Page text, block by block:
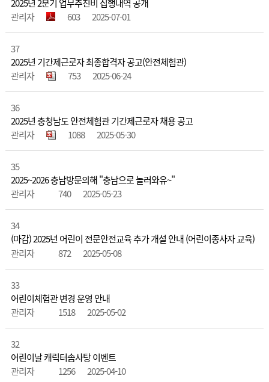
2025년 2분기 업무추진비 집행내역 공개
관리자
603 2025-07-01
37
2025년 기간제근로자 최종합격자 공고(안전체험관)
관리자
753 2025-06-24
36
2025년 충청남도 안전체험관 기간제근로자 채용 공고
관리자
1088 2025-05-30
35
2025~2026 충남방문의해 "충남으로 놀러와유~"
관리자
740 2025-05-23
34
(마감) 2025년 어린이 전문안전교육 추가 개설 안내 (어린이종사자 교육)
관리자
872 2025-05-08
33
어린이체험관 변경 운영 안내
관리자
1518 2025-05-02
32
어린이날 캐릭터솜사탕 이벤트
관리자
1256 2025-04-10